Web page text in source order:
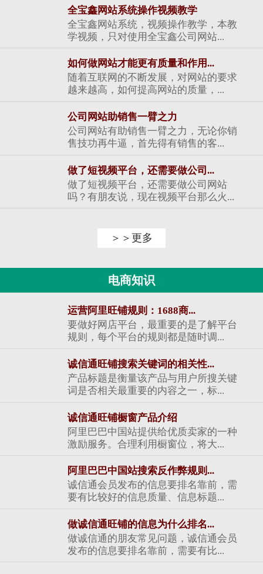
全宝鑫网站系统操作视频教学
全宝鑫网站系统，视频操作教学，本教
学视频，只对使用全宝鑫公司网站...
如何做网站才能更有质量和作用...
随着互联网的不断发展，对网站的要求
越来越高，如何提高网站的质量，...
公司网站助销售一臂之力
公司网站有助销售一臂之力，无论你销
售技功再牛逼，首先得有销售的客...
做了短视频平台，还需要做公司...
做了短视频平台，还需要做公司网站
吗？有朋友说，现在视频平台那么火...
＞＞更多
电商知识
运营阿里旺铺规则：1688商...
要做好网店平台，最重要的是了解平台
规则，每个平台的规则都是随时调...
诚信通旺铺搜索关键词的相关性...
产品标题是衡量该产品与用户所搜关键
词是否相关最重要的内容之一，标...
诚信通旺铺橱窗产品介绍
阿里巴巴中国站提供给优质卖家的一种
激励服务。合理利用橱窗位，将大...
阿里巴巴中国站搜索反作弊规则...
诚信通会员发布的信息要排名靠前，需
要有比较好的信息质量、信息标题...
做诚信通旺铺的信息为什么排名...
做诚信通的朋友常见问题，诚信通会员
发布的信息要排名靠前，需要有比...